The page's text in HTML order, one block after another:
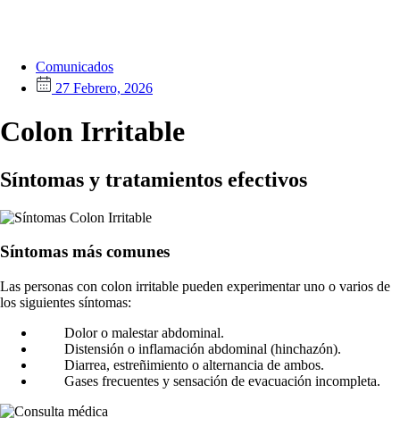
Comunicados
27 Febrero, 2026
Colon Irritable
Síntomas y tratamientos efectivos
Síntomas más comunes
Las personas con colon irritable pueden experimentar uno o varios de
los siguientes síntomas:
Dolor o malestar abdominal.
Distensión o inflamación abdominal (hinchazón).
Diarrea, estreñimiento o alternancia de ambos.
Gases frecuentes y sensación de evacuación incompleta.